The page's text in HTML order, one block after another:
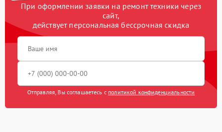
При оформлении заявки на ремонт техники через
сайт,
действует персональная бессрочная скидка
Отправляя, Вы соглашаетесь с политикой конфиденциальности